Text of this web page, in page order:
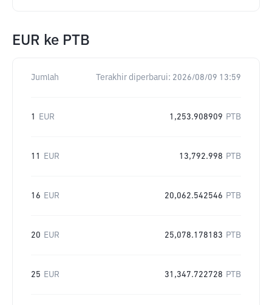
EUR ke PTB
Jumlah Terakhir diperbarui: 2026/08/09 13:59
1 EUR 1,253.908909 PTB
11 EUR 13,792.998 PTB
16 EUR 20,062.542546 PTB
20 EUR 25,078.178183 PTB
25 EUR 31,347.722728 PTB